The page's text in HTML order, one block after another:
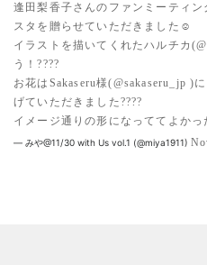
逢田梨香子さんのファンミーティ
スタを贈らせていただきました☺️
イラストを描いてくれたハルチカ(
う！????
お花はSakaseru様(@sakaseru_jp )
げていただきました????
イメージ通りの形になっててよかっ
— みや@11/30 with Us vol.1 (@miya1911)